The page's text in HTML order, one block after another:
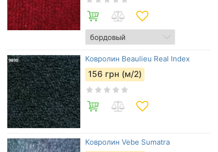
Ковролин Beaulieu Real Index
156 грн (м/2)
Ковролин Vebe Sumatra